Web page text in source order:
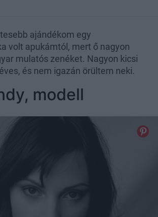
ajándékom egy
volt apukámtól, mert ő nagyon
mulatós zenéket. Nagyon kicsi
és nem igazán örültem neki.
modell